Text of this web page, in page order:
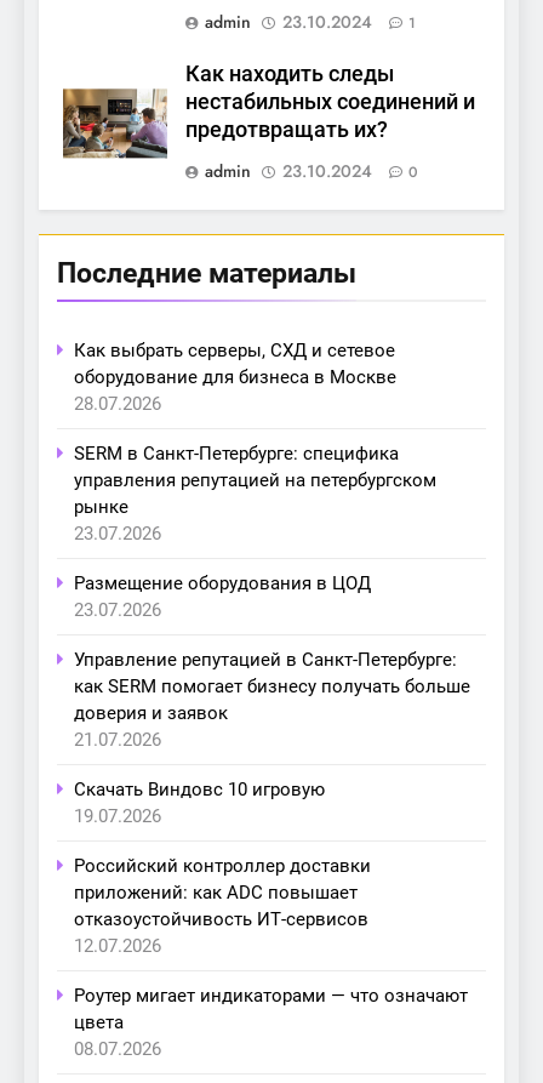
admin 23.10.2024 1
Как находить следы
нестабильных соединений и
предотвращать их?
admin
23.10.2024 0
Последние материалы
Как выбрать серверы, СХД и сетевое
оборудование для бизнеса в Москве
28.07.2026
SERM в Санкт-Петербурге: специфика
управления репутацией на петербургском
рынке
23.07.2026
Размещение оборудования в ЦОД
23.07.2026
Управление репутацией в Санкт-Петербурге:
как SERM помогает бизнесу получать больше
доверия и заявок
21.07.2026
Скачать Виндовс 10 игровую
19.07.2026
Российский контроллер доставки
приложений: как ADC повышает
отказоустойчивость ИТ-сервисов
12.07.2026
Роутер мигает индикаторами — что означают
цвета
08.07.2026